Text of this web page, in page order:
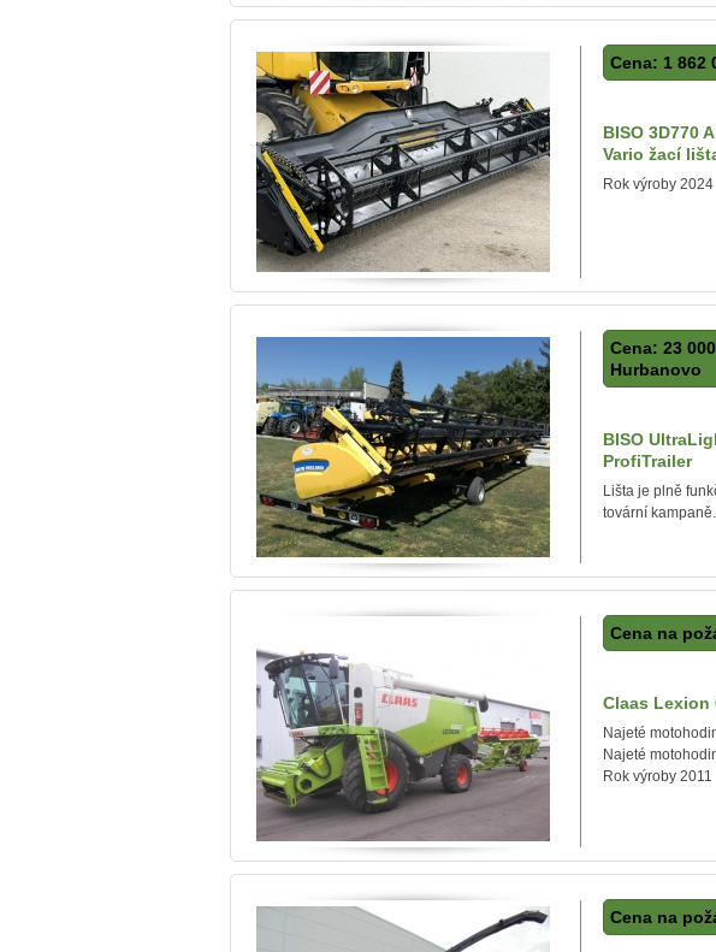
Cena: 1 862
BISO 3D770
Vario žací
Rok výroby 2024
Cena: 23
Hurbanovo
BISO
ProfiTrailer
Lišta je plně
tovární kampaně.
Cena na
Claas Lexion
Najeté
Najeté
Rok výroby 2011
Cena na